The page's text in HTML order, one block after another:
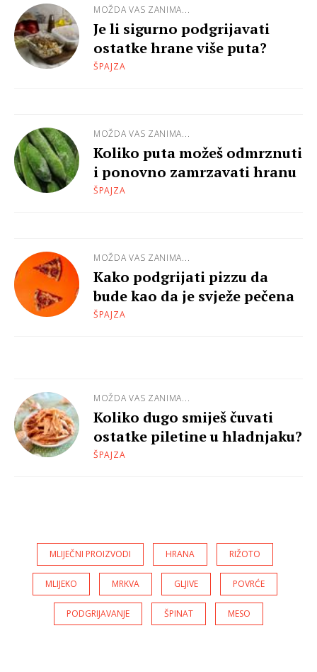
MOŽDA VAS ZANIMA...
Je li sigurno podgrijavati
ostatke hrane više puta?
ŠPAJZA
MOŽDA VAS ZANIMA...
Koliko puta možeš odmrznuti
i ponovno zamrzavati hranu
ŠPAJZA
MOŽDA VAS ZANIMA...
Kako podgrijati pizzu da
bude kao da je svježe pečena
ŠPAJZA
MOŽDA VAS ZANIMA...
Koliko dugo smiješ čuvati
ostatke piletine u hladnjaku?
ŠPAJZA
MLIJEČNI PROIZVODI HRANA RIŽOTO
MLIJEKO MRKVA GLJIVE POVRĆE
PODGRIJAVANJE ŠPINAT MESO